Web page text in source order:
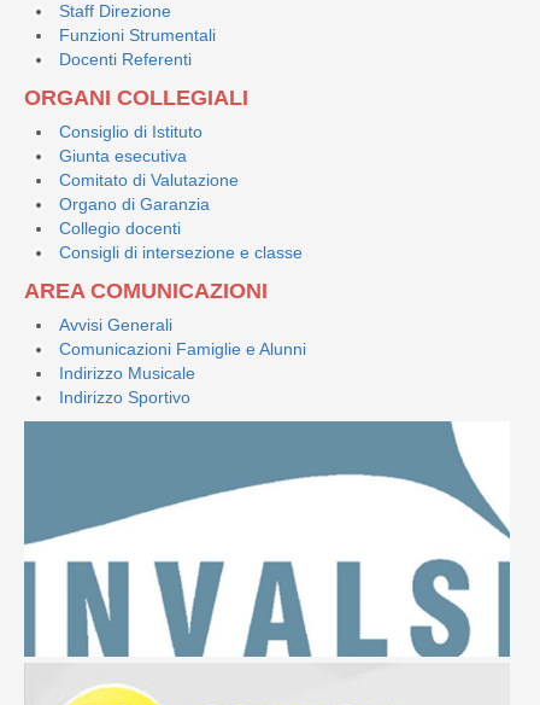
Staff Direzione
Funzioni Strumentali
Docenti Referenti
ORGANI COLLEGIALI
Consiglio di Istituto
Giunta esecutiva
Comitato di Valutazione
Organo di Garanzia
Collegio docenti
Consigli di intersezione e classe
AREA COMUNICAZIONI
Avvisi Generali
Comunicazioni Famiglie e Alunni
Indirizzo Musicale
Indirizzo Sportivo